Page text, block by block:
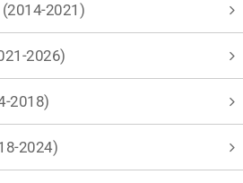
(2014-2021)
2026)
2018)
2024)